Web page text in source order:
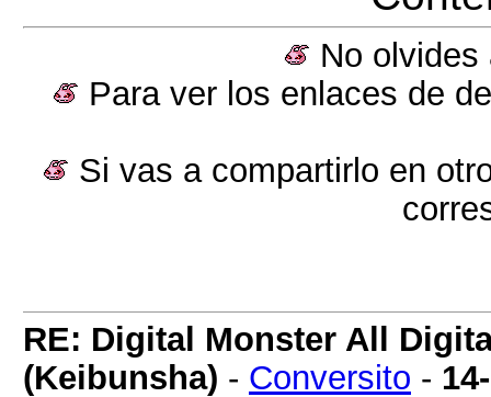
No olvides
Para ver los enlaces de
Si vas a compartirlo en
RE: Digital Monster All
(Keibunsha) - Conversito -